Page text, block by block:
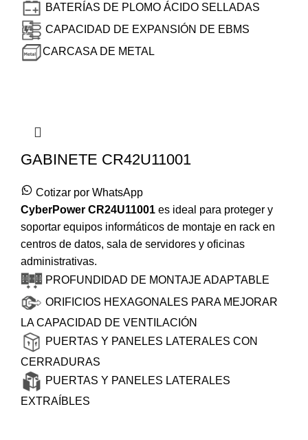
BATERÍAS DE PLOMO ÁCIDO SELLADAS
CAPACIDAD DE EXPANSIÓN DE EBMS
CARCASA DE METAL
GABINETE CR42U11001
Cotizar por WhatsApp
CyberPower CR24U11001 es ideal para proteger y
soportar equipos informáticos de montaje en rack en
centros de datos, sala de servidores y oficinas
administrativas.
PROFUNDIDAD DE MONTAJE ADAPTABLE
ORIFICIOS HEXAGONALES PARA MEJORAR
LA CAPACIDAD DE VENTILACIÓN
PUERTAS Y PANELES LATERALES CON
CERRADURAS
PUERTAS Y PANELES LATERALES
EXTRAÍBLES